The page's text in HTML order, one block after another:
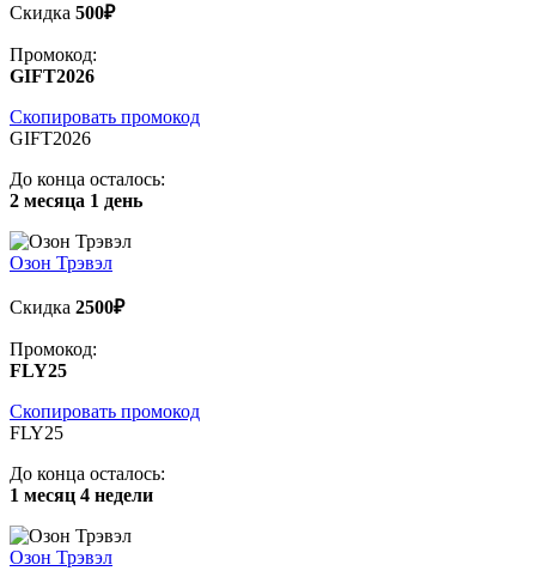
Скидка 500₽
Промокод:
GIFT2026
Скопировать промокод
GIFT2026
До конца осталось:
2 месяца 1 день
Озон Трэвэл
Скидка 2500₽
Промокод:
FLY25
Скопировать промокод
FLY25
До конца осталось:
1 месяц 4 недели
Озон Трэвэл